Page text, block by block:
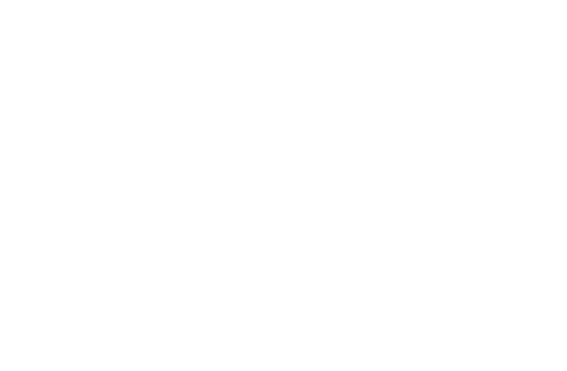
als gewohnt, deshalb jedoch nicht weniger motiviert auf den Weg zu unserer Einsteigertour.
den Weg nach „Carlsons Corner“, wo unser ersten Tauchgang stattfinden sollte. Auf dem
Wasser sprang. Mit so einem tollen Start in den Tag kann es ja nur so weiter gehen. In
einen Drift machen, die anderen entschieden sich für einen stationären Tauchgang, darunter auch
Muränen, Teppich-Krokodilfisch und vielen weiteren Schwärme bewundert hatten.
gedeckt. Nach einem leckeren Mittagessen machten wir eine kleine Mittagspause. Wir
Wasser ab. Jedoch verging nicht allzu lange Zeit bis die Glocke wieder klingelte und das kann
machten wir und auf den Weg nach Ham Ham. Diesmal entschieden sich alle für einen
eine kleine Schildkröte unseren Weg, die wohl einen dringenden Termin im Blauwasser hatte.
sahen wir erneut einen Schatten näher kommen, ein Adlerrochen zog anmutig seine Bahnen.
hinter ihm. Wir bewunderten seine schöne Marmorierung. Die Strömung drückte uns aber
der Einzige seiner Art der uns heute begegnete. Wir ließen uns über das Plateau treiben und
Zuerst den Vater und später dann Mama mit Kind, die auf einem Ausflug unterwegs
waren alle drei wunderschön, als sie in einer Formatierung schwammen, die aussah, als hätten